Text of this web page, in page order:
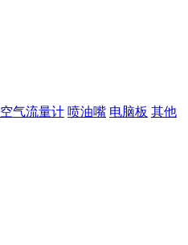
空气流量计 喷油嘴 电脑板 其他